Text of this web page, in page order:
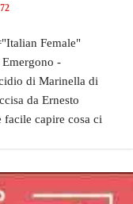
72
Female"
-
di Marinella di
da Ernesto
capire cosa ci